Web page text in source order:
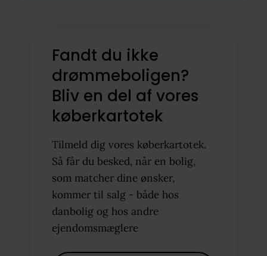
Fandt du ikke
drømmeboligen?
Bliv en del af vores
køberkartotek
Tilmeld dig vores køberkartotek.
Så får du besked, når en bolig,
som matcher dine ønsker,
kommer til salg - både hos
danbolig og hos andre
ejendomsmæglere